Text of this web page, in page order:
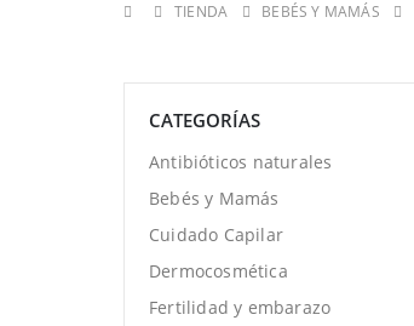
TIENDA BEBÉS Y MAMÁS
CATEGORÍAS
Antibióticos naturales
Bebés y Mamás
Cuidado Capilar
Dermocosmética
Fertilidad y embarazo